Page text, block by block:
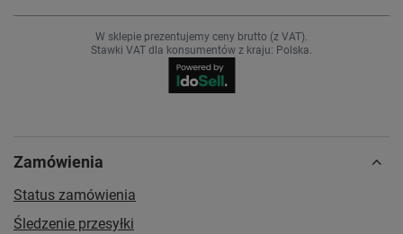
W sklepie prezentujemy ceny brutto (z VAT).
Stawki VAT dla konsumentów z kraju: Polska.
Zamówienia
Status zamówienia
Śledzenie przesyłki